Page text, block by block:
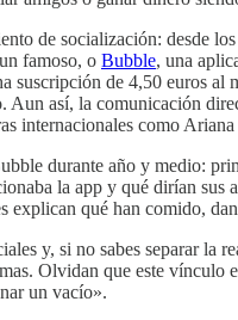
de socialización: desde
famoso, o Bubble, una
suscripción de 4,50 euros al
Aun así, la comunicación
internacionales como
durante año y medio:
la app y qué dirían sus
explican qué han comido,
y, si no sabes separar
Olvidan que este vínculo
un vacío».